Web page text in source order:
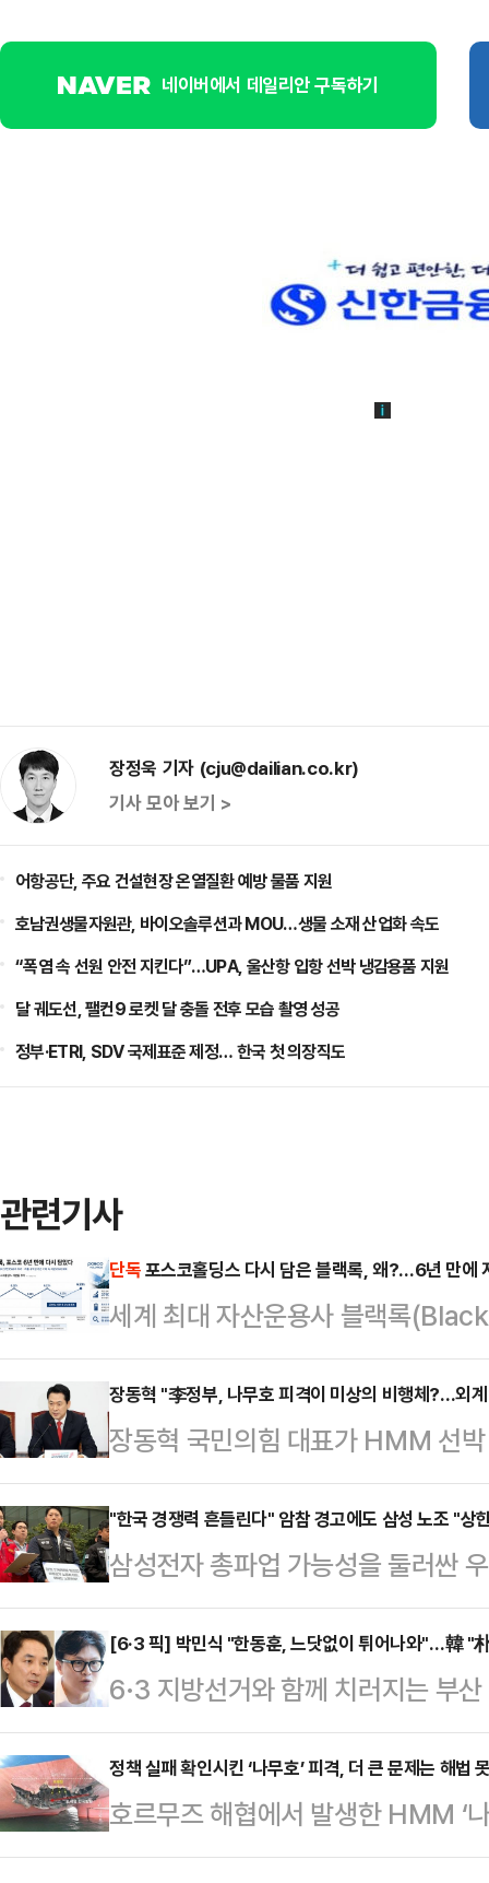
네이버에서 데일리안 구독하기
장정욱 기자 (cju@dailian.co.kr)
기사 모아 보기 >
어항공단, 주요 건설현장 온열질환 예방 물품 지원
호남권생물자원관, 바이오솔루션과 MOU…생물 소재 산업화 속도
“폭염 속 선원 안전 지킨다”…UPA, 울산항 입항 선박 냉감용품 지원
달 궤도선, 팰컨9 로켓 달 충돌 전후 모습 촬영 성공
정부·ETRI, SDV 국제표준 제정… 한국 첫 의장직도
관련기사
단독포스코홀딩스 다시 담은 블랙록, 왜?…6년 만에
세계 최대 자산운용사 블랙록
분을 다시 6%대로 끌어올렸다. 아
되는 시점에서 글로벌 자금의 한국
다.11일 금융감독원 전자공시시스
(BlackRock Fund Advisors)는
유해 지분율 6.23%(4월22일 기준
보고서 기준 455만5963주
장동혁 "李정부, 나무호 피격이 미상의 비행체?…외
장동혁 국민의힘 대표가 HMM 선
행체에 타격을 당했다는 외교부 발
공격이라도 있었던 것이냐"라고 꼬
최고위원회의에서 "이재명 정부는
없다. 국민들이 묻고 있다. 이재명
다.먼저 그는 "이미 이란 국영 TV
다"며 "때린 놈이 자백을 하는데도
는) 이제 …
"한국 경쟁력 흔들린다" 암참 경고에도 삼성 노조 "상
삼성전자 총파업 가능성을 둘러싼
시장으로 확산하고 있다. 11일 주
공개적으로 "한국 투자 경쟁력과
한 가운데, 삼성전자 노조는 정부
한 폐지와 제도화 요구에는 변함이
을 열흘 앞두고 노사 간 강대강 대
마지막 분수령이 될 것이란 관측이
사는 이날부터 이틀간 …
[6·3 픽] 박민식 "한동훈, 느닷없이 튀어나와"…韓 "
6·3 지방선거와 함께 치러지는 부
식 후보와 무소속 한동훈 후보가 선
공방을 이어갔다.박민식 후보는 이
없이 한 달 만에 선거 나온다고 툭
북구를 개인의 무슨 출세 수단이다,
정책 실패 확인시킨 ‘나무호’ 피격, 더 큰 문제는 해법
호르무즈 해협에서 발생한 HMM ‘
한 것으로 확인됐다. 이번 사건은